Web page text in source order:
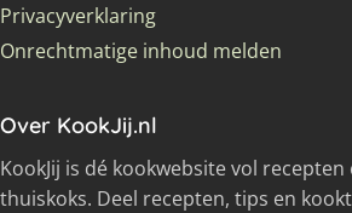
Privacyverklaring
Onrechtmatige inhoud melden
Over KookJij.nl
KookJij is dé kookwebsite vol
thuiskoks. Deel recepten, tips en